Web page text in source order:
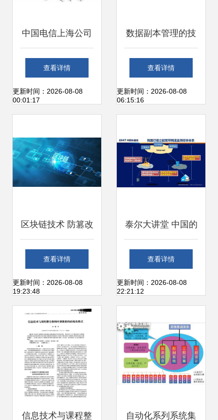
中国电信上海公司
未来网络开放实验
室 引领网络信息技
查看详情
更新时间：2026-08-08
00:01:17
数据副本管理的技
术应用实践在网络
信息技术开发中的
查看详情
更新时间：2026-08-08
06:15:16
区块链技术 防篡改
机制与社会价值探
析
查看详情
更新时间：2026-08-08
19:23:48
泰尔大讲堂 中国的
宽带发展与宽带网
速监测
查看详情
更新时间：2026-08-08
22:21:12
信息技术与课程整 自动化系列系统集